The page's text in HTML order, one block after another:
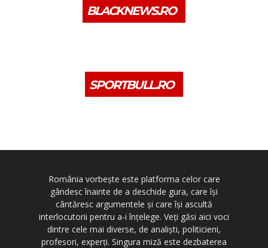
BLACKNEWS.RO
SPORTBULL.RO
România vorbește este platforma celor care
gândesc înainte de a deschide gura, care își
cântăresc argumentele și care își ascultă
interlocutorii pentru a-i înțelege. Veți găsi aici voci
dintre cele mai diverse, de analiști, politicieni,
profesori, experți. Singura miză este dezbaterea